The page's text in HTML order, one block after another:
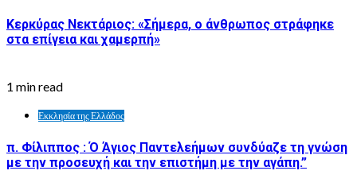
Κερκύρας Νεκτάριος: «Σήμερα, ο άνθρωπος στράφηκε
στα επίγεια και χαμερπή»
1 min read
Εκκλησία της Ελλάδος
π. Φίλιππος : Ό Άγιος Παντελεήμων συνδύαζε τη γνώση
με την προσευχή και την επιστήμη με την αγάπη.”